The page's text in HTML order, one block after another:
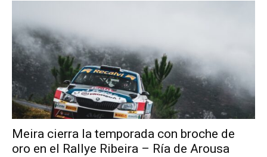
Meira cierra la temporada con broche de
oro en el Rallye Ribeira – Ría de Arousa